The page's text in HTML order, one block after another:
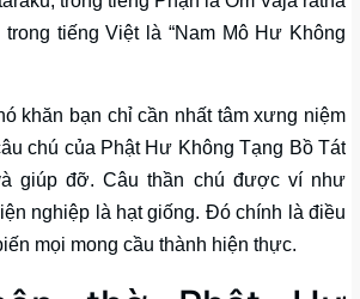
tiếng Việt là “Nam Mô Hư Không
khăn bạn chỉ cần nhất tâm xưng niệm
chú của Phật Hư Không Tạng Bồ Tát
giúp đỡ. Câu thần chú được ví như
nghiệp là hạt giống. Đó chính là điều
mọi mong cầu thành hiện thực.